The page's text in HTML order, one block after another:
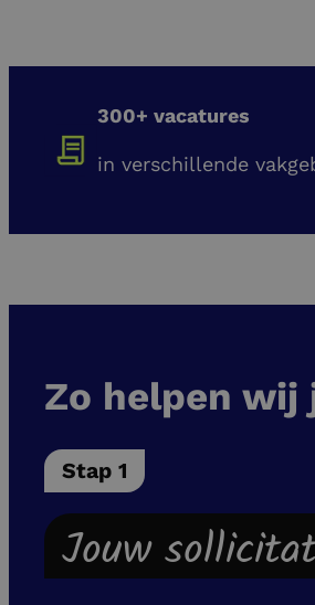
300+ vacatures
in verschillende
Zo helpen wij
Stap 1
Jouw